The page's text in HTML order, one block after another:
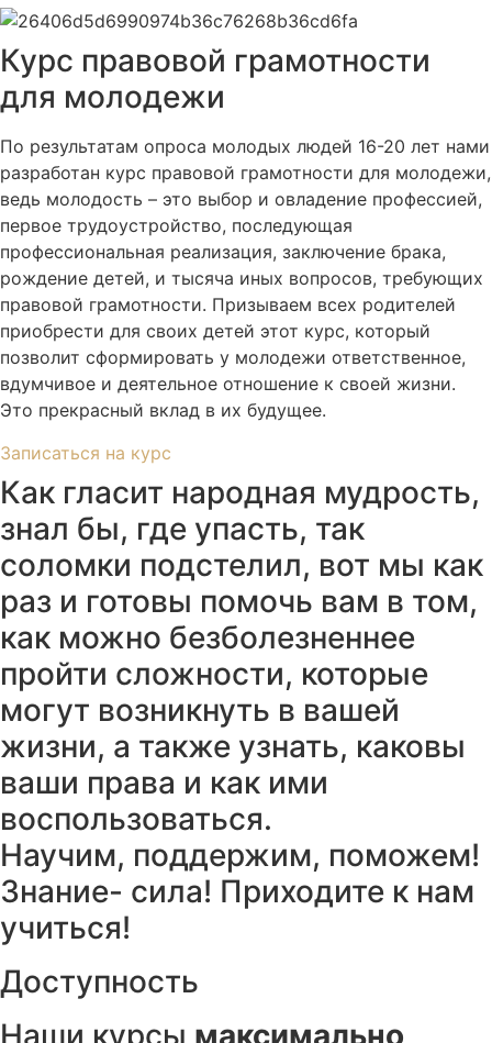
Курс правовой грамотности
для молодежи
По результатам опроса молодых людей 16-20 лет нами
разработан курс правовой грамотности для молодежи,
ведь молодость – это выбор и овладение профессией,
первое трудоустройство, последующая
профессиональная реализация, заключение брака,
рождение детей, и тысяча иных вопросов, требующих
правовой грамотности. Призываем всех родителей
приобрести для своих детей этот курс, который
позволит сформировать у молодежи ответственное,
вдумчивое и деятельное отношение к своей жизни.
Это прекрасный вклад в их будущее.
Записаться на курс
Как гласит народная мудрость,
знал бы, где упасть, так
соломки подстелил, вот мы как
раз и готовы помочь вам в том,
как можно безболезненнее
пройти сложности, которые
могут возникнуть в вашей
жизни, а также узнать, каковы
ваши права и как ими
воспользоваться.
Научим, поддержим, поможем!
Знание- сила! Приходите к нам
учиться!
Доступность
Наши курсы максимально